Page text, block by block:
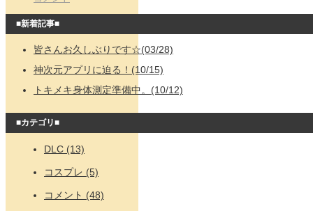
■新着記事■
皆さんお久しぶりです☆(03/28)
神次元アプリに迫る！(10/15)
トキメキ身体測定準備中。(10/12)
■カテゴリ■
DLC (13)
コスプレ (5)
コメント (48)